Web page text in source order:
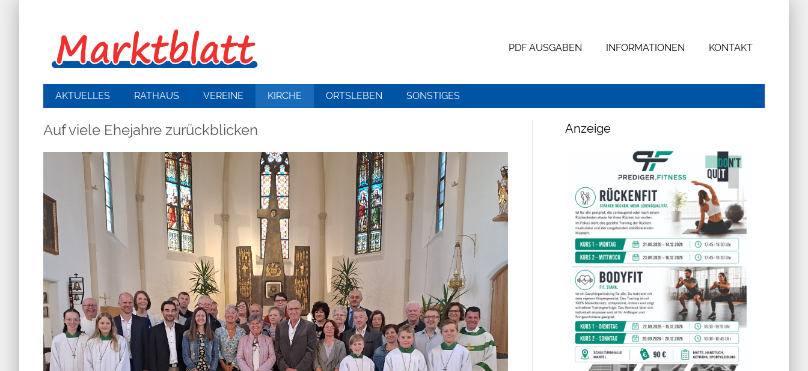
PDF AUSGABEN INFORMATIONEN KONTAKT
AKTUELLES RATHAUS VEREINE KIRCHE ORTSLEBEN SONSTIGES
Auf viele Ehejahre zurückblicken Anzeige